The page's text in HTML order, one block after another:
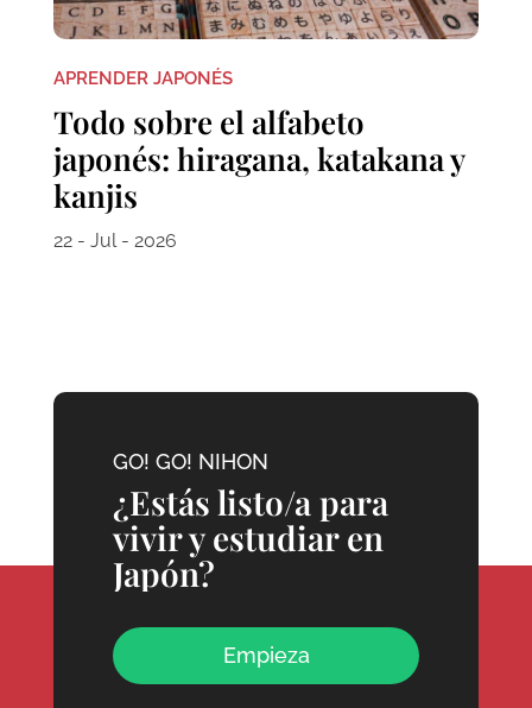
APRENDER JAPONÉS
Todo sobre el alfabeto
japonés: hiragana, katakana y
kanjis
22 - Jul - 2026
GO! GO! NIHON
¿Estás listo/a para
vivir y estudiar en
Japón?
Empieza